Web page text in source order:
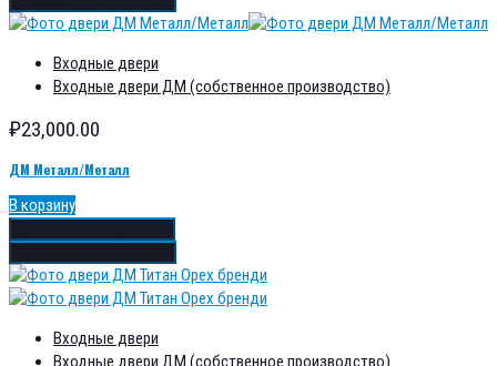
Входные двери
Входные двери ДМ (собственное производство)
₽23,000.00
ДМ Металл/Металл
В корзину
Входные двери
Входные двери ДМ (собственное производство)